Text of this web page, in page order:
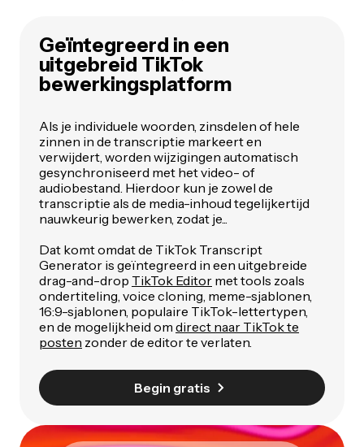
Geïntegreerd in een
uitgebreid TikTok
bewerkingsplatform
Als je individuele woorden, zinsdelen of hele
zinnen in de transcriptie markeert en
verwijdert, worden wijzigingen automatisch
gesynchroniseerd met het video- of
audiobestand. Hierdoor kun je zowel de
transcriptie als de media-inhoud tegelijkertijd
nauwkeurig bewerken, zodat je...
Dat komt omdat de TikTok Transcript
Generator is geïntegreerd in een uitgebreide
drag-and-drop TikTok Editor met tools zoals
ondertiteling, voice cloning, meme-sjablonen,
16:9-sjablonen, populaire TikTok-lettertypen,
en de mogelijkheid om direct naar TikTok te
posten zonder de editor te verlaten.
Begin gratis